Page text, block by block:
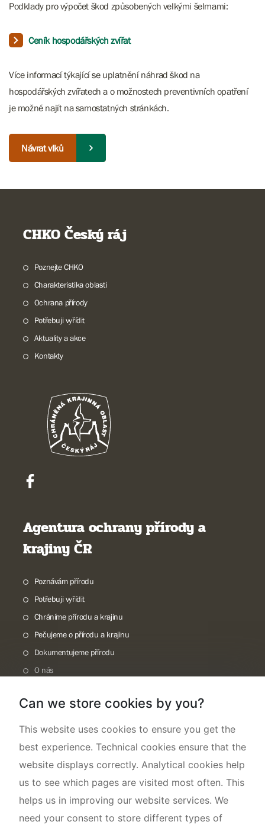
Podklady pro výpočet škod způsobených velkými šelmami:
Ceník hospodářských zvířat
Více informací týkající se uplatnění náhrad škod na
hospodářských zvířatech a o možnostech preventivních opatření
je možné najít na samostatných stránkách.
Návrat vlků
CHKO Český ráj
Poznejte CHKO
Charakteristika oblasti
Ochrana přírody
Potřebuji vyřídit
Aktuality a akce
Kontakty
Agentura ochrany přírody a
krajiny ČR
Poznávám přírodu
Potřebuji vyřídit
Chráníme přírodu a krajinu
Pečujeme o přírodu a krajinu
Dokumentujeme přírodu
O nás
Can we store cookies by you?
This website uses cookies to ensure you get the
best experience. Technical cookies ensure that the
website displays correctly. Analytical cookies help
us to see which pages are visited most often. This
helps us in improving our website services. We
need your consent to store different types of